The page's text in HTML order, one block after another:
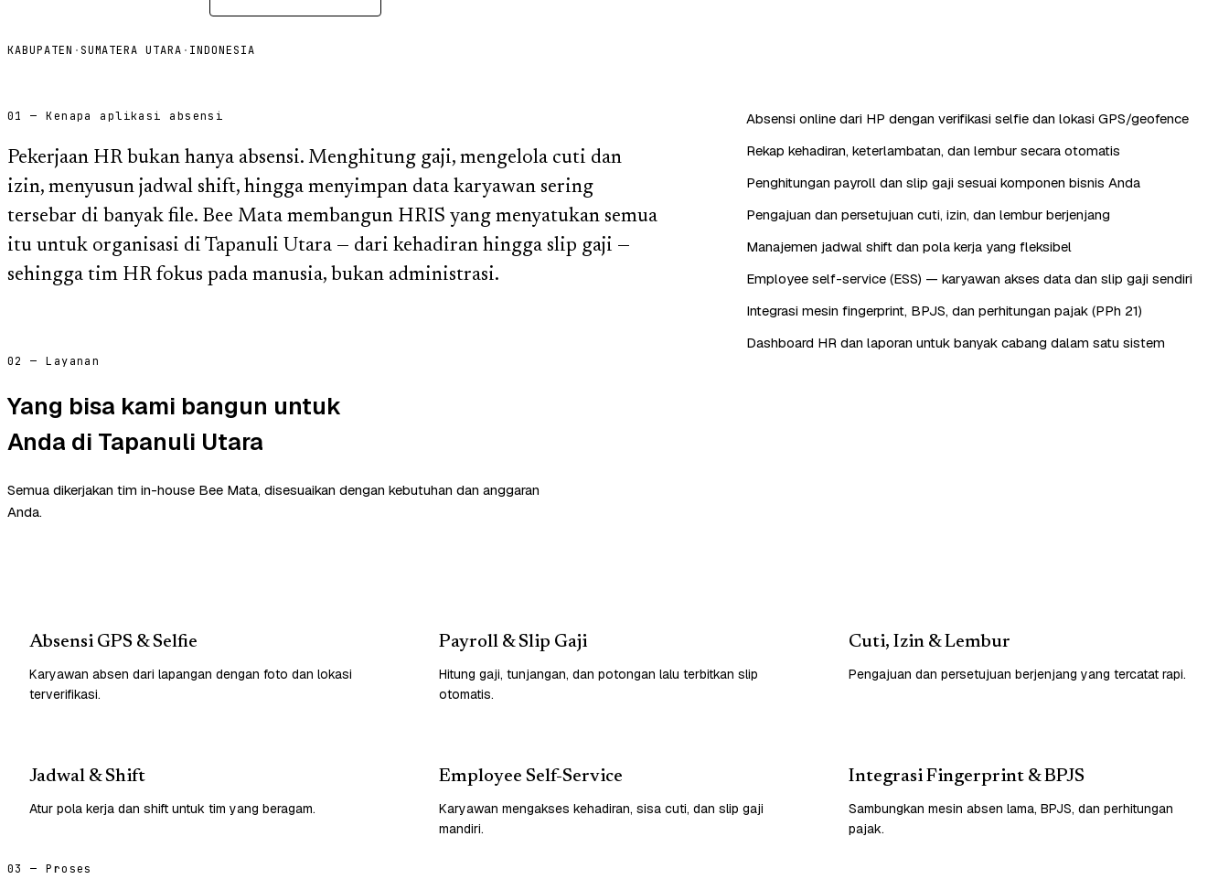
KABUPATEN · SUMATERA UTARA · INDONESIA
01 — Kenapa aplikasi absensi
Pekerjaan HR bukan hanya absensi. Menghitung gaji, mengelola cuti dan
izin, menyusun jadwal shift, hingga menyimpan data karyawan sering
tersebar di banyak file. Bee Mata membangun HRIS yang menyatukan semua
itu untuk organisasi di Tapanuli Utara — dari kehadiran hingga slip gaji —
sehingga tim HR fokus pada manusia, bukan administrasi.
Absensi online dari HP dengan verifikasi selfie dan lokasi GPS/geofence
Rekap kehadiran, keterlambatan, dan lembur secara otomatis
Penghitungan payroll dan slip gaji sesuai komponen bisnis Anda
Pengajuan dan persetujuan cuti, izin, dan lembur berjenjang
Manajemen jadwal shift dan pola kerja yang fleksibel
Employee self-service (ESS) — karyawan akses data dan slip gaji sendiri
Integrasi mesin fingerprint, BPJS, dan perhitungan pajak (PPh 21)
Dashboard HR dan laporan untuk banyak cabang dalam satu sistem
02 — Layanan
Yang bisa kami bangun untuk
Anda di Tapanuli Utara
Semua dikerjakan tim in-house Bee Mata, disesuaikan dengan kebutuhan dan anggaran
Anda.
Absensi GPS & Selfie
Karyawan absen dari lapangan dengan foto dan lokasi
terverifikasi.
Payroll & Slip Gaji
Hitung gaji, tunjangan, dan potongan lalu terbitkan slip
otomatis.
Cuti, Izin & Lembur
Pengajuan dan persetujuan berjenjang yang tercatat rapi.
Jadwal & Shift
Atur pola kerja dan shift untuk tim yang beragam.
Employee Self-Service
Karyawan mengakses kehadiran, sisa cuti, dan slip gaji
mandiri.
Integrasi Fingerprint & BPJS
Sambungkan mesin absen lama, BPJS, dan perhitungan
pajak.
03 — Proses